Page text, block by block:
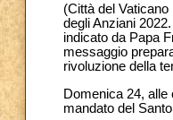
(Città del
degli Anziani
indicato da Papa
messaggio
rivoluzione della
Domenica 24,
mandato del